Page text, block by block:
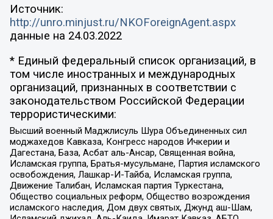
Источник:
http://unro.minjust.ru/NKOForeignAgent.aspx
данные на 24.03.2022
* Единый федеральный список организаций, в
том числе иностранных и международных
организаций, признанных в соответствии с
законодательством Российской Федерации
террористическими:
Высший военный Маджлисуль Шура Объединенных сил
моджахедов Кавказа, Конгресс народов Ичкерии и
Дагестана, База, Асбат аль-Ансар, Священная война,
Исламская группа, Братья-мусульмане, Партия исламского
освобождения, Лашкар-И-Тайба, Исламская группа,
Движение Талибан, Исламская партия Туркестана,
Общество социальных реформ, Общество возрождения
исламского наследия, Дом двух святых, Джунд аш-Шам,